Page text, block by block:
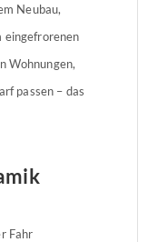
Neubau,
eingefrorenen
Wohnungen,
passen – das
Fahr